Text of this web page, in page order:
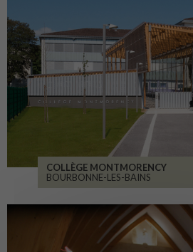
COLLÈGE MONTMORENCY
BOURBONNE-LES-BAINS